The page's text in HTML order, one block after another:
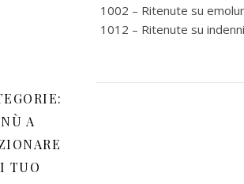
A
TUO
1002 – Ritenute su
1012 – Ritenute su